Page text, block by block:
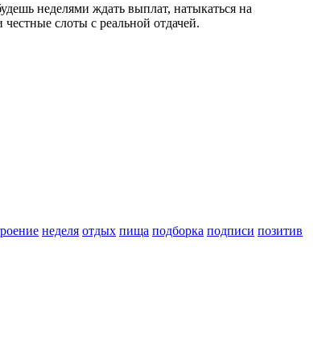
неделями ждать выплат, натыкаться на
слоты с реальной отдачей.
неделя отдых пища подборка подписи позитив